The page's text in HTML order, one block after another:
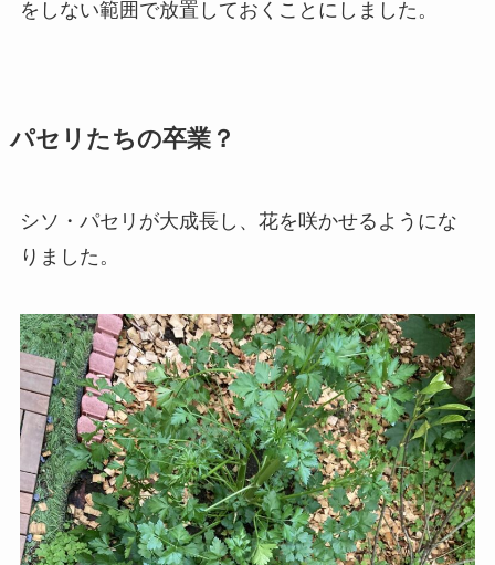
をしない範囲で放置しておくことにしました。
パセリたちの卒業？
シソ・パセリが大成長し、花を咲かせるようにな
りました。